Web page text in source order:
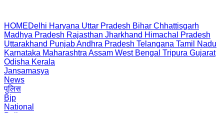
HOMEDelhi Haryana Uttar Pradesh Bihar Chhattisgarh
Madhya Pradesh Rajasthan Jharkhand Himachal Pradesh
Uttarakhand PunjabAndhra Pradesh Telangana Tamil Nadu
Karnataka Maharashtra Assam West Bengal Tripura Gujarat
Odisha Kerala
Jansamasya
News
पुलिस
Bjp
National